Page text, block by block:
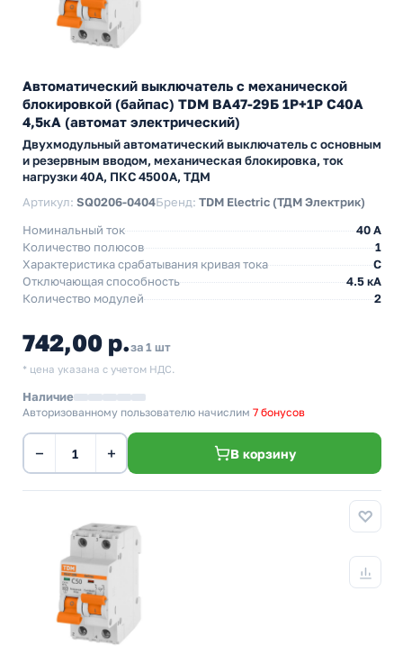
Автоматический выключатель с механической
блокировкой (байпас) TDM ВА47-29Б 1Р+1Р С40А
4,5кА (автомат электрический)
Двухмодульный автоматический выключатель с основным
и резервным вводом, механическая блокировка, ток
нагрузки 40А, ПКС 4500А, ТДМ
Артикул: SQ0206-0404Бренд: TDM Electric (ТДМ Электрик)
Номинальный ток
40 A
Количество полюсов
1
Характеристика срабатывания кривая тока
C
Отключающая способность
4.5 кА
Количество модулей
2
742,00 р.за 1 шт
* цена указана с учетом НДС.
Наличие
Авторизованному пользователю начислим 7 бонусов
− + В корзину